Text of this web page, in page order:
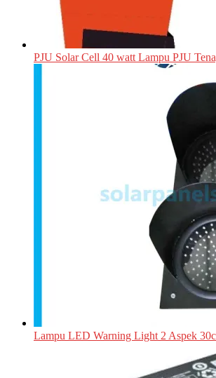
PJU Solar Cell 40 watt Lampu PJU
Lampu LED Warning Light 2 Aspek